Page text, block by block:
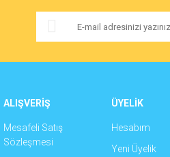
ALIŞVERİŞ
Mesafeli Satış
Sözleşmesi
ÜYELİK
Hesabım
Yeni Üyelik